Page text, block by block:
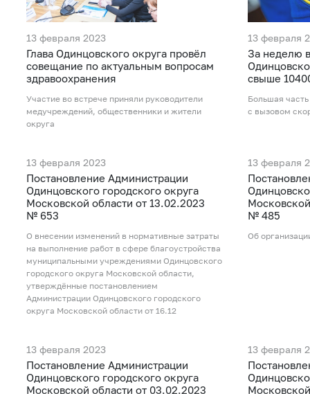
13 февраля 2023
Глава Одинцовского округа провёл
совещание по актуальным вопросам
здравоохранения
Участие во встрече приняли руководители
медучреждений, общественники и жители
округа
13 февраля
За неделю
свыше
Большая
с вызовом
13 февраля 2023
Постановление Администрации
Одинцовского городского округа
Московской области от 13.02.2023
№ 653
О внесении изменений в нормативные затраты
на выполнение работ в сфере благоустройства
муниципальными учреждениями Одинцовского
городского округа Московской области,
утверждённые постановлением
Администрации Одинцовского городского
округа Московской области от 16.12
13 февраля
№ 485
Об
13 февраля 2023
Постановление Администрации
Одинцовского городского округа
Московской области от 03.02.2023
13 февраля